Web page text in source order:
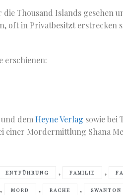
Thousand Islands gesehen
oft in Privatbesitzt erstrecken
erschienen:
dem Heyne Verlag sowie bei
einer Mordermittlung Shana
ENTFÜHRUNG , FAMILIE ,
, MORD , RACHE , SWANTON